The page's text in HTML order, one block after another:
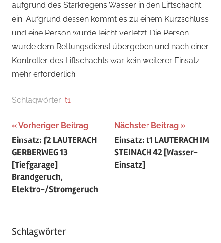
aufgrund des Starkregens Wasser in den Liftschacht
ein. Aufgrund dessen kommt es zu einem Kurzschluss
und eine Person wurde leicht verletzt. Die Person
wurde dem Rettungsdienst übergeben und nach einer
Kontroller des Liftschachts war kein weiterer Einsatz
mehr erforderlich.
Schlagwörter: t1
Beitragsnavigation
Vorheriger Beitrag
Einsatz: f2 LAUTERACH
GERBERWEG 13
[Tiefgarage]
Brandgeruch,
Elektro-/Stromgeruch
Nächster Beitrag
Einsatz: t1 LAUTERACH IM
STEINACH 42 [Wasser-
Einsatz]
Schlagwörter